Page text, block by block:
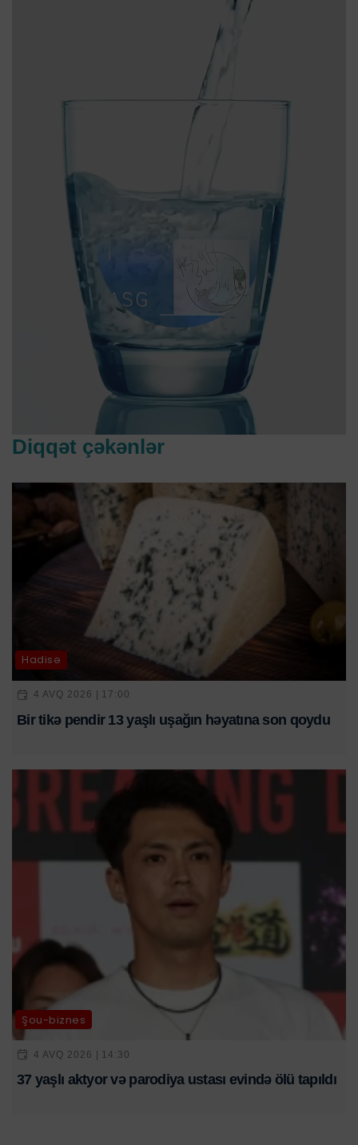
Diqqət çəkənlər
Hadisə
4 AVQ 2026 | 17:00
Bir tikə pendir 13 yaşlı uşağın həyatına son qoydu
Şou-biznes
4 AVQ 2026 | 14:30
37 yaşlı aktyor və parodiya ustası evində ölü tapıldı